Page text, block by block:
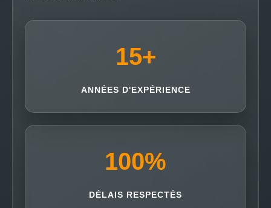
15+
ANNÉES D'EXPÉRIENCE
100%
DÉLAIS RESPECTÉS